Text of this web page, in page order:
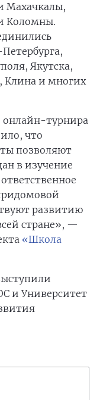
Махачкалы,
Коломны.
Якутска,
Клина и многих
онлайн-турнира
что
позволяют
в изучение
развитию
стране», —
«Школа
и Университет